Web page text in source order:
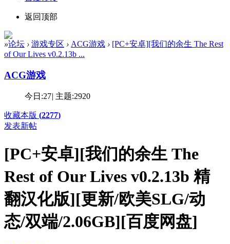
返回顶部
»论坛 › 游戏专区 › ACG游戏 › [PC+安卓][我们的余生 The Rest
of Our Lives v0.2.13b ...
ACG游戏
今日:27| 主题:2920
收藏本版 (2277)
发表新帖
[PC+安卓][我们的余生 The
Rest of Our Lives v0.2.13b 精
翻汉化版][更新/欧美SLG/动
态/双端/2.06GB][百度网盘]